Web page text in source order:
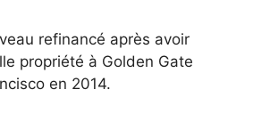
refinancé après avoir
propriété à Golden Gate
en 2014.